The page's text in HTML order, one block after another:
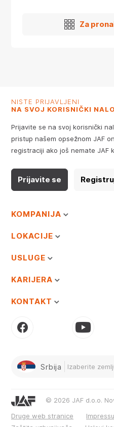
Za
NISTE PRIJAVLJENI
NA SVOJ KORISNIČKI
Prijavite se na svoj korisnički
pristup našem opsežnom JAF
registraciji ako još nemate JAF
Prijavite se
KOMPANIJA
LOKACIJE
USLUGE
KARIJERA
KONTAKT
Srbija Izaberite
© 2026 JAF d.o.o.
Druge web stranice